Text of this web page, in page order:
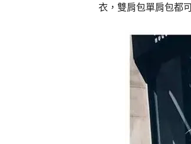
衣，雙肩包單肩包都